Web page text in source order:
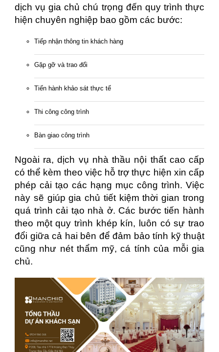
dịch vụ gia chủ chú trọng đến quy trình thực
hiện chuyên nghiệp bao gồm các bước:
Tiếp nhận thông tin khách hàng
Gặp gỡ và trao đổi
Tiến hành khảo sát thực tế
Thi công công trình
Bàn giao công trình
Ngoài ra, dịch vụ nhà thầu nội thất cao cấp
có thể kèm theo việc hỗ trợ thực hiện xin cấp
phép cải tạo các hạng mục công trình. Việc
này sẽ giúp gia chủ tiết kiệm thời gian trong
quá trình cải tạo nhà ở. Các bước tiến hành
theo một quy trình khép kín, luôn có sự trao
đổi giữa cả hai bên để đảm bảo tính kỹ thuật
cũng như nét thẩm mỹ, cá tính của mỗi gia
chủ.